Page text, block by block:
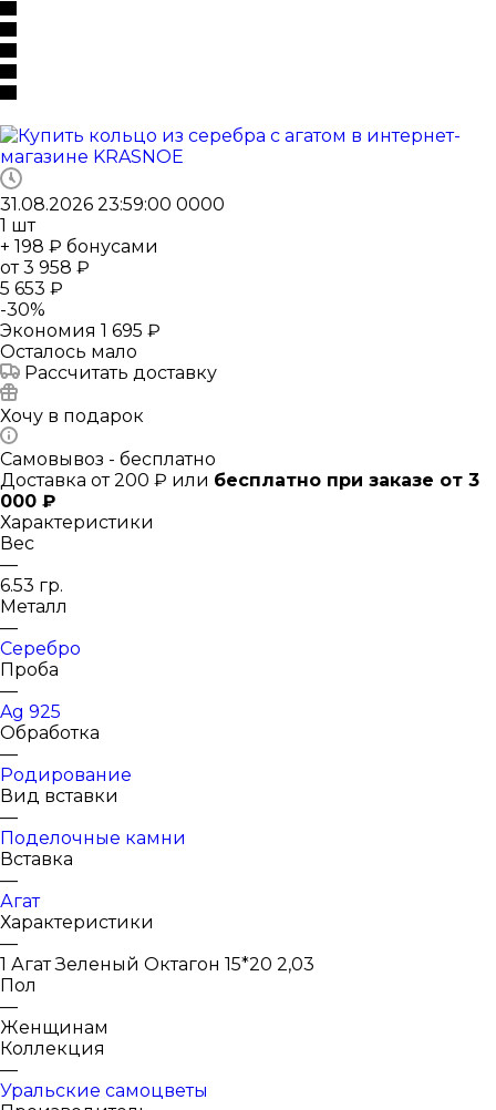
31.08.2026 23:59:00 0000
1 шт
+ 198 ₽ бонусами
от3 958 ₽
5 653 ₽
-30%
Экономия 1 695 ₽
Осталось мало
Рассчитать доставку
Хочу в подарок
Самовывоз - бесплатно
Доставка от 200 ₽ или бесплатно при заказе от 3
000 ₽
Характеристики
Вес
—
6.53 гр.
Металл
—
Серебро
Проба
—
Ag 925
Обработка
—
Родирование
Вид вставки
—
Поделочные камни
Вставка
—
Агат
Характеристики
—
1 Агат Зеленый Октагон 15*20 2,03
Пол
—
Женщинам
Коллекция
—
Уральские самоцветы